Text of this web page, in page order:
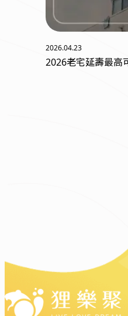
2026.04.23
2026老宅延壽最高